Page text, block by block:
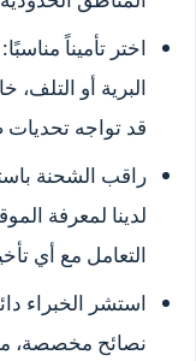
اختر تأميناً
البرية أو
قد تواجه
راقب الشحنة
لدينا لمعرفة
التعامل مع أي
استشر الخبراء
نصائح مخصصة،